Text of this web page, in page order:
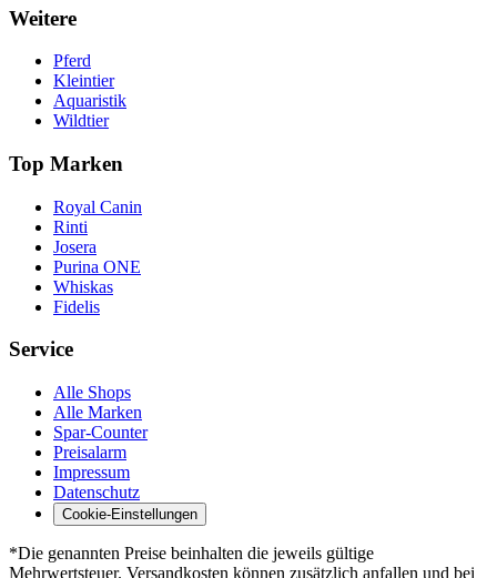
Weitere
Pferd
Kleintier
Aquaristik
Wildtier
Top Marken
Royal Canin
Rinti
Josera
Purina ONE
Whiskas
Fidelis
Service
Alle Shops
Alle Marken
Spar-Counter
Preisalarm
Impressum
Datenschutz
Cookie-Einstellungen
*Die genannten Preise beinhalten die jeweils gültige
Mehrwertsteuer. Versandkosten können zusätzlich anfallen und bei